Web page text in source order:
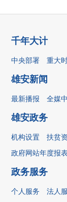
千年大计
中央部署 重大
雄安新闻
最新播报 全媒
雄安政务
机构设置 扶贫
政府网站年度报
政务服务
个人服务 法人